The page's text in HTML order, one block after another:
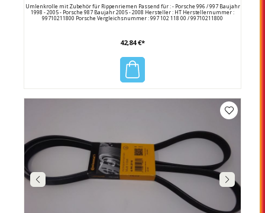
Umlenkrolle mit Zubehör für Rippenriemen Passend für : - Porsche 996 / 997 Baujahr
1998 - 2005 - Porsche 987 Baujahr 2005 - 2008 Hersteller : HT Herstellernummer :
99710211800 Porsche Vergleichsnummer : 997 102 118 00 / 99710211800
42,84 €*